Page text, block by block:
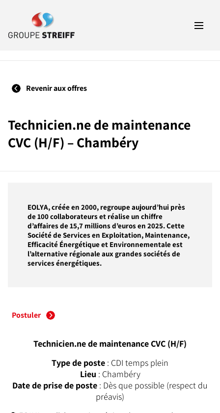
Revenir aux offres
Technicien.ne de maintenance
CVC (H/F) – Chambéry
EOLYA, créée en 2000, regroupe aujourd’hui près
de 100 collaborateurs et réalise un chiffre
d’affaires de 15,7 millions d’euros en 2025. Cette
Société de Services en Exploitation, Maintenance,
Efficacité Énergétique et Environnementale est
l’alternative régionale aux grandes sociétés de
services énergétiques.
Postuler
Technicien.ne de maintenance CVC (H/F)
Type de poste : CDI temps plein
Lieu : Chambéry
Date de prise de poste : Dès que possible (respect du
préavis)